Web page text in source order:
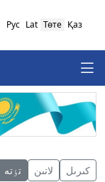
Қаз
Төте
Lat
Рус
كىرىل لاتىن تٶتە